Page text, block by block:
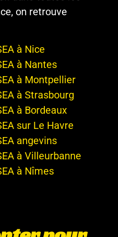
on retrouve
à Nice
à Nantes
à Montpellier
à Strasbourg
à Bordeaux
sur Le Havre
angevins
à Villeurbanne
à Nîmes